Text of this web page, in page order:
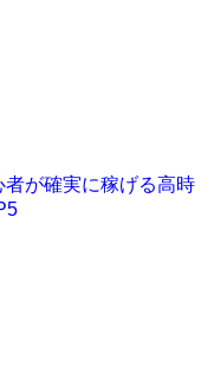
が確実に稼げる高時